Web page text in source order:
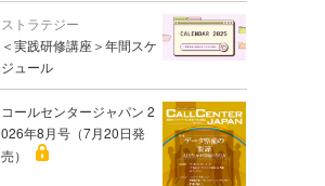
ストラテジー
＜実践研修講座＞年間スケ
ジュール
コールセンタージャパン 2
026年8月号（7月20日発
売）